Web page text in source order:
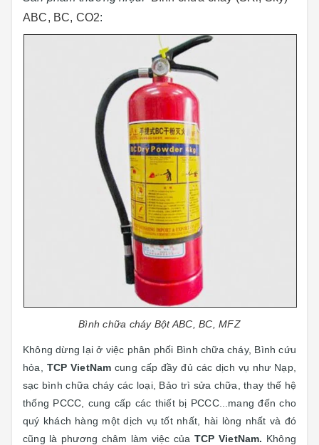
ABC, BC, CO2:
Bình chữa cháy Bột ABC, BC, MFZ
Không dừng lại ở việc phân phối Bình chữa cháy, Bình cứu
hỏa, TCP VietNamcung cấp đầy đủ các dịch vụ như Nạp,
sạc bình chữa cháy các loại, Bảo trì sửa chữa, thay thế hệ
thống PCCC
cung cấp các thiết bị PCCC...mang đến cho
quý khách hàng một dịch vụ tốt nhất, hài lòng nhất và đó
cũng là phương châm làm việc củaTCP VietNam. Không